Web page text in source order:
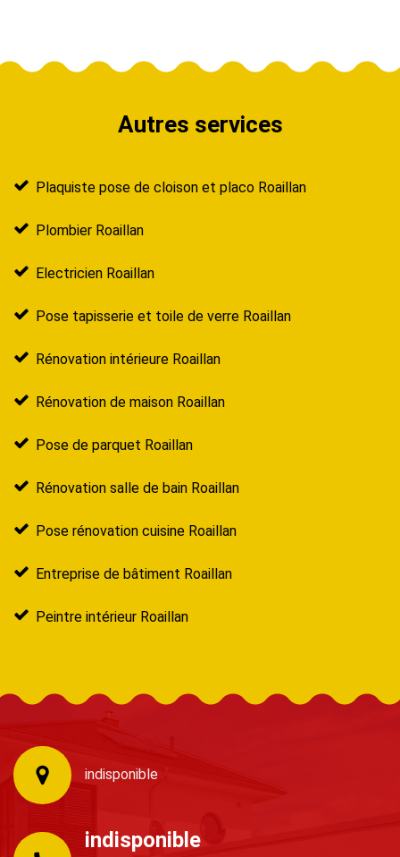
Autres services
Plaquiste pose de cloison et placo Roaillan
Plombier Roaillan
Electricien Roaillan
Pose tapisserie et toile de verre Roaillan
Rénovation intérieure Roaillan
Rénovation de maison Roaillan
Pose de parquet Roaillan
Rénovation salle de bain Roaillan
Pose rénovation cuisine Roaillan
Entreprise de bâtiment Roaillan
Peintre intérieur Roaillan
indisponible
indisponible